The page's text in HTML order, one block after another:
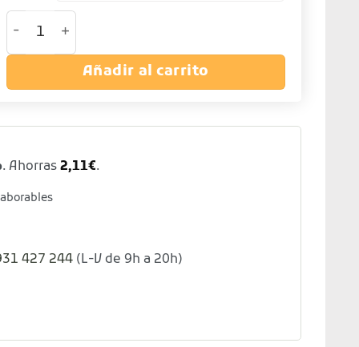
Delantal peto con bolsillo - Colores negro y
Añadir al carrito
. Ahorras 2,11€.
427 244 (L-V de 9h a 20h)